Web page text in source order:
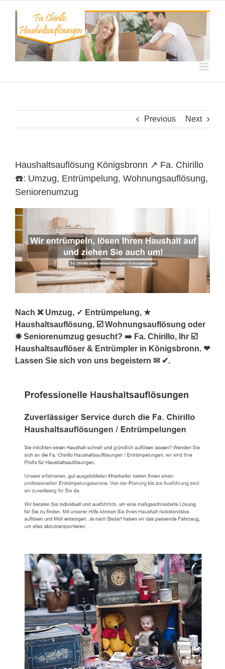
content
Previous Next
Haushaltsauflösung Königsbronn ↗️ Fa. Chirillo
☎️: Umzug, Entrümpelung, Wohnungsauflösung,
Seniorenumzug
Nach ❌ Umzug, ✓ Entrümpelung, ★
Haushaltsauflösung, ☑️ Wohnungsauflösung oder
✹ Seniorenumzug gesucht? ➡️ Fa. Chirillo, Ihr ☑️
Haushaltsauflöser & Entrümpler in Königsbronn. ❤
Lassen Sie sich von uns begeistern ✉ ✔.